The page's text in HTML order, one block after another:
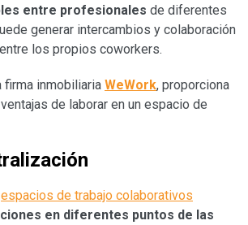
entre profesionales de diferentes
generar intercambios y colaboración
los propios coworkers.
firma inmobiliaria WeWork, proporciona
de laborar en un espacio de
espacios de trabajo colaborativos
en diferentes puntos de las